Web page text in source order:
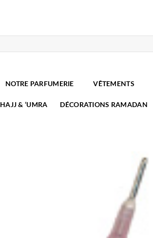
NOTRE PARFUMERIE VÊTEMENTS
HAJJ & ‘UMRA DÉCORATIONS RAMADAN